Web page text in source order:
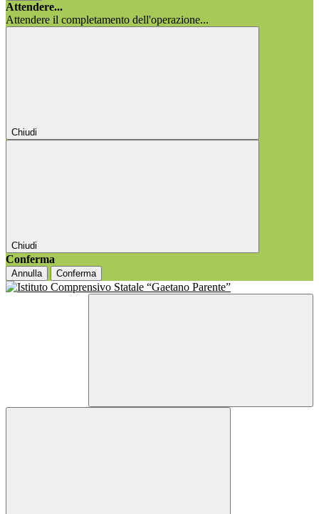
Attendere...
Attendere il completamento dell'operazione...
Chiudi
Chiudi
Conferma
Annulla Conferma